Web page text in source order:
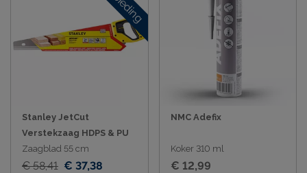
Stanley JetCut
Verstekzaag HDPS & PU
Zaagblad 55 cm
€ 58,41 € 37,38
NMC Adefix
Koker 310 ml
€ 12,99